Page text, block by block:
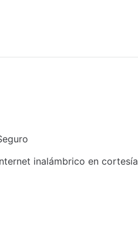
inalámbrico en cortesía